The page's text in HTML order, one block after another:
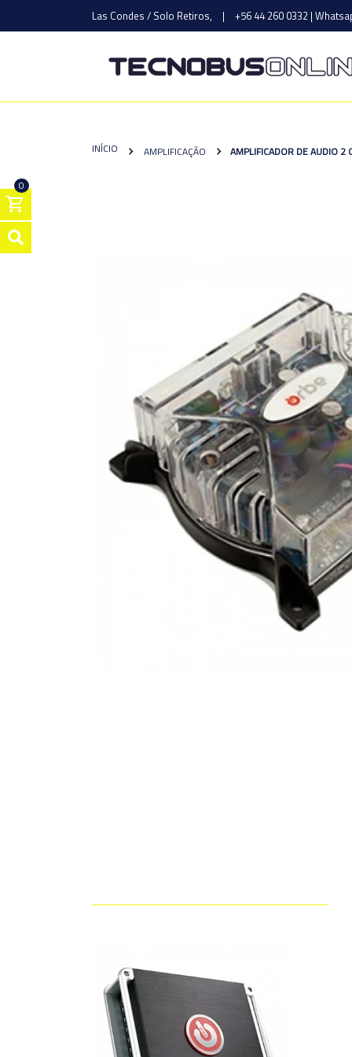
Las Condes / Solo Retiros, | +56 44 260 0332 |
0
INÍCIO AMPLIFICAÇÃO AMPLIFICADOR DE AUDIO 2